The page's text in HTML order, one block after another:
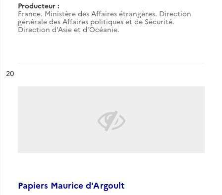
Producteur :
France. Ministère des Affaires étrangères. Direction
générale des Affaires politiques et de Sécurité.
Direction d'Asie et d'Océanie.
n°
20
Papiers Maurice d'Argoult